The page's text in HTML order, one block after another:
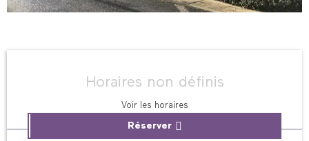
Horaires non définis
Voir les horaires
Réserver